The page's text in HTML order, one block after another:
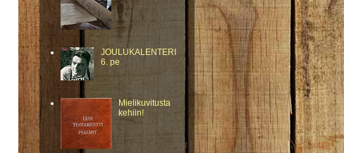
JOULUKALENTERI
6. pe
Mielikuvitusta
kehiin!